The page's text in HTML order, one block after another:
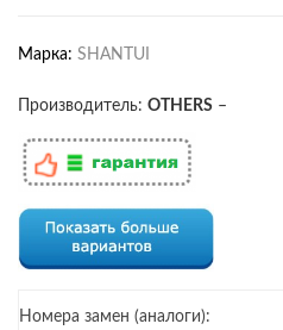
Марка: SHANTUI
Производитель: OTHERS –
Номера замен (аналоги):